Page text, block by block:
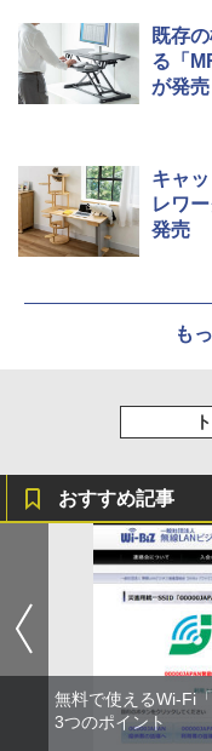
既存
る「
が発売
キャ
レワ
発売
も
おすすめ記事
無料で使えるWi-Fi
3つのポイント